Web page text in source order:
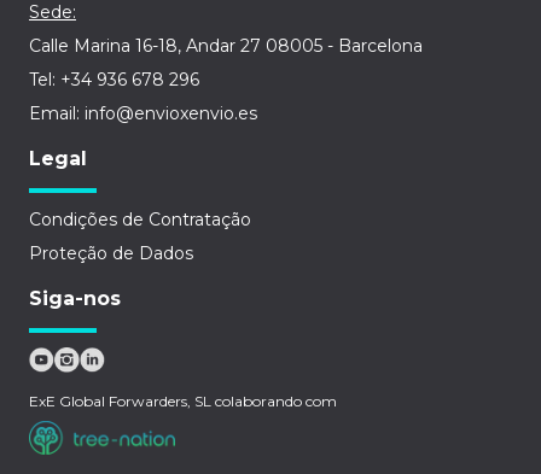
Sede:
Calle Marina 16-18, Andar 27 08005 - Barcelona
Tel: +34 936 678 296
Email: info@envioxenvio.es
Legal
Condições de Contratação
Proteção de Dados
Siga-nos
ExE Global Forwarders, SL colaborando com